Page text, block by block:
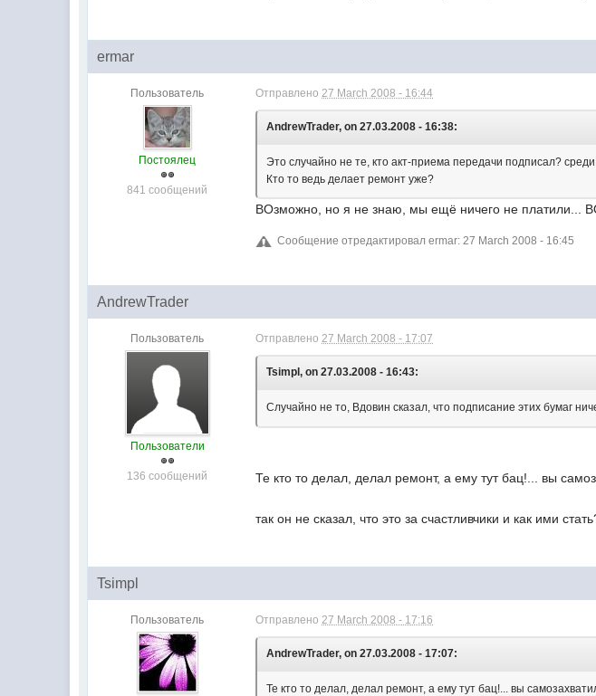
ermar
Пользователь
Постоялец
841 сообщений
Отправлено27 March 2008 - 16:44
AndrewTrader, on 27.03.2008 - 16:38:
Это случайно не те, кто акт-приема передачи подписал?
Кто то ведь делает ремонт уже?
ВОзможно, но я не знаю, мы ещё ничего не
Сообщение отредактировал ermar: 27 March 2008 - 16:45
AndrewTrader
Пользователь
Пользователи
136 сообщений
Отправлено27 March 2008 - 17:07
Tsimpl, on 27.03.2008 - 16:43:
Случайно не то, Вдовин сказал, что подписание этих бумаг
Те кто то делал, делал ремонт, а ему тут бац!... вы
так он не сказал, что это за счастливчики и как ими
Tsimpl
Пользователь Отправлено 27 March 2008 - 17:16
AndrewTrader, on 27.03.2008 - 17:07:
Те кто то делал, делал ремонт, а ему тут бац!... вы